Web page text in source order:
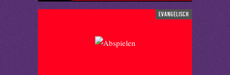
evangelisch